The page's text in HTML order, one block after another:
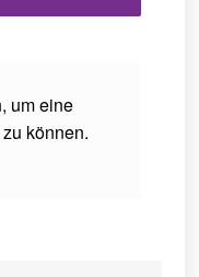
um eine
können.